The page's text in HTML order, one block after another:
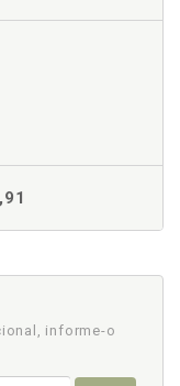
informe-o